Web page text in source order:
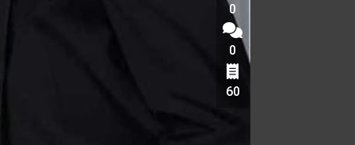
0
0
60